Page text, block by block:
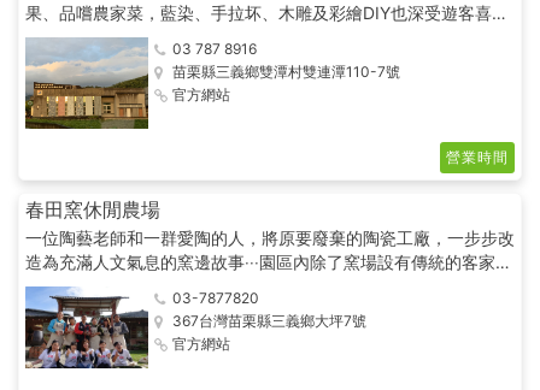
果、品嚐農家菜，藍染、手拉坏、木雕及彩繪DIY也深受遊客喜
愛，並曾榮獲台灣十大經典農村。
03 787 8916
苗栗縣三義鄉雙潭村雙連潭110-7號
官方網站
營業時間
春田窯休閒農場
一位陶藝老師和一群愛陶的人，將原要廢棄的陶瓷工廠，一步步改
造為充滿人文氣息的窯邊故事‧‧‧園區內除了窯場設有傳統的客家風
味餐、陶藝DIY教室、柴燒小舖、客家擂茶DIY、採草莓|(12~5月)
等，可悠閒的消磨一整天的時光，食堂的招牌「柴窯雞」、自種無
毒米，更是不容錯過的好味道。
03-7877820
367台灣苗栗縣三義鄉大坪7號
官方網站